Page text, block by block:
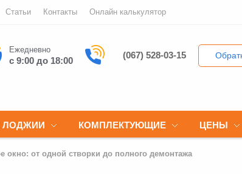
Статьи Контакты Онлайн калькулятор
Ежедневно
с 9:00 до 18:00
(067) 528-03-15
ЛОДЖИИ КОМПЛЕКТУЮЩИЕ ЦЕНЫ
окно: от одной створки до полного демонтажа